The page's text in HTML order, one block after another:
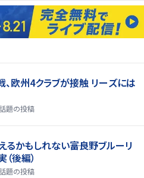
欧州4クラブが接触 リーズには
題の投稿
るかもしれない――富良野ブルーリ
後編）
題の投稿